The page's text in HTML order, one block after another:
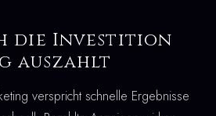
die Investition
auszahlt
verspricht schnelle Ergebnisse